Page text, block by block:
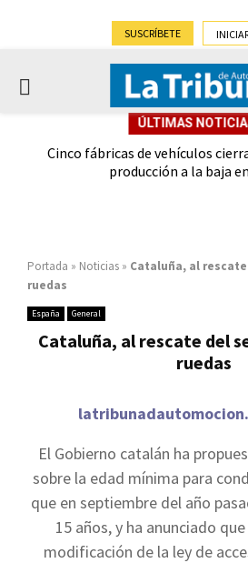
SUSCRÍBETE
PRIMARY
ÚLTIMAS
Cinco fábricas de vehículos
producción a la baja
Portada » Noticias » Cataluña, al
ruedas
España General
Cataluña, al rescate del
ruedas
El Gobierno catalán ha
sobre la edad mínima para
que en septiembre del año
15 años, y ha anunciado
modificación de la ley de